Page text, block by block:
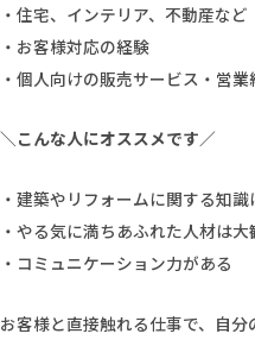
・住宅、インテリア、不動産な
・お客様対応の経験
・個人向けの販売サービス・営業
＼こんな人にオススメです／
・建築やリフォームに関する知
・やる気に満ちあふれた人材は大
・コミュニケーション力がある
お客様と直接触れる仕事で、自